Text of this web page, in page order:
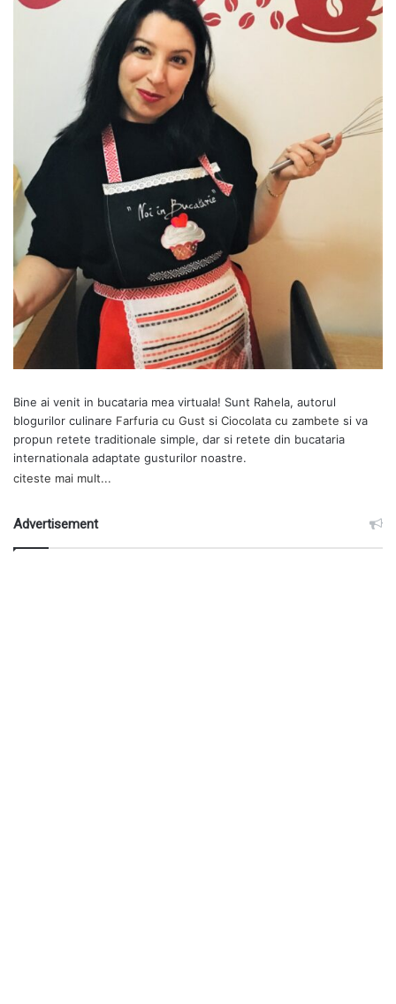
Bine ai venit in bucataria mea virtuala! Sunt Rahela, autorul
blogurilor culinare Farfuria cu Gust si Ciocolata cu zambete si va
propun retete traditionale simple, dar si retete din bucataria
internationala adaptate gusturilor noastre.
citeste mai mult...
Advertisement